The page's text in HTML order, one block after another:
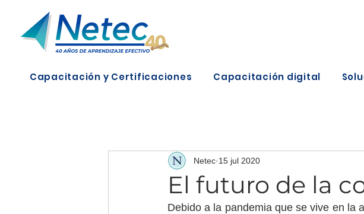
Capacitación y Certificaciones Capacitación digital
El futuro de la
Netec 15 jul 2020
Debido a la pandemia que se vive en la